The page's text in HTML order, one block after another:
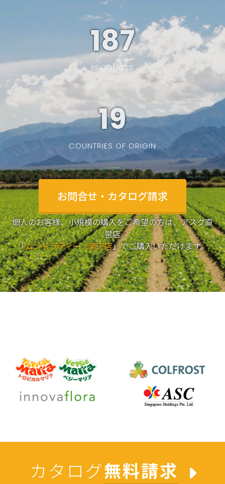
187
PRODUCTS
19
COUNTRIES OF ORIGIN
お問合せ・カタログ請求
個人のお客様、小規模の購入をご希望の方は、アスク直
営店
「ムンドラティーノ楽天店」でご購入いただけます。
カタログ無料請求